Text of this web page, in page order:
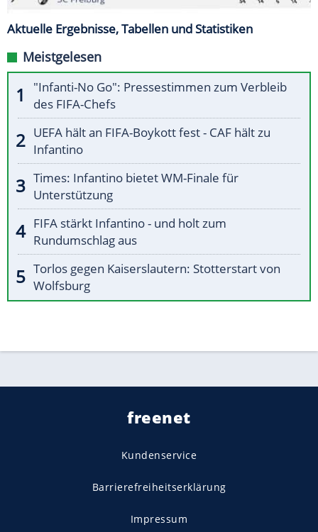
Aktuelle Ergebnisse, Tabellen und Statistiken
Meistgelesen
"Infanti-No Go": Pressestimmen zum Verbleib
des FIFA-Chefs
UEFA hält an FIFA-Boykott fest - CAF hält zu
Infantino
Times: Infantino bietet WM-Finale für
Unterstützung
FIFA stärkt Infantino - und holt zum
Rundumschlag aus
Torlos gegen Kaiserslautern: Stotterstart von
Wolfsburg
freenet
Kundenservice
Barrierefreiheitserklärung
Impressum